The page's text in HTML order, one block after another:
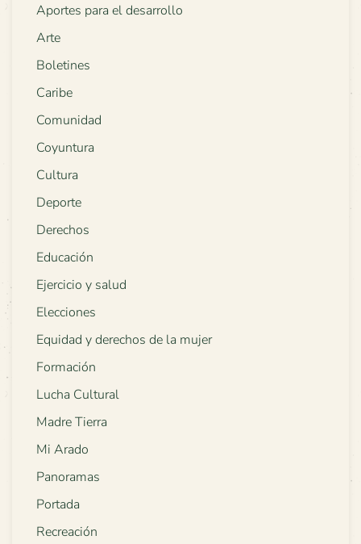
Aportes para el desarrollo
Arte
Boletines
Caribe
Comunidad
Coyuntura
Cultura
Deporte
Derechos
Educación
Ejercicio y salud
Elecciones
Equidad y derechos de la mujer
Formación
Lucha Cultural
Madre Tierra
Mi Arado
Panoramas
Portada
Recreación